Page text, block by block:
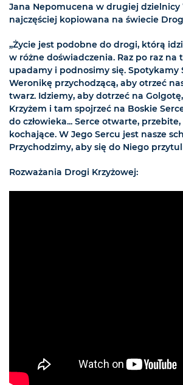
Jana Nepomucena w drugiej dzielnicy
najczęściej kopiowana na świecie
„Życie jest podobne do drogi, którą
w różne doświadczenia. Raz po raz na
upadamy i podnosimy się. Spotykamy
Weronikę przychodzącą, aby otrzeć
twarz. Idziemy, aby dotrzeć na
Krzyżem i tam spojrzeć na Boskie
do człowieka... Serce otwarte, przebite,
kochające. W Jego Sercu jest nasze
Przychodzimy, aby się do Niego
Rozważania Drogi Krzyżowej: